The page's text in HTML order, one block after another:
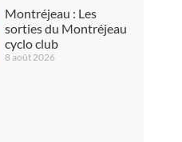
Montréjeau : Les
sorties du Montréjeau
cyclo club
8 août 2026